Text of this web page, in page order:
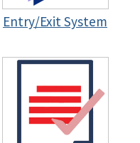
Entry/Exit System